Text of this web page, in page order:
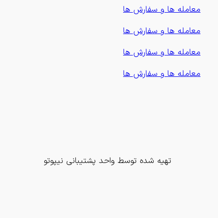
معامله ها و سفارش ها
معامله ها و سفارش ها
معامله ها و سفارش ها
معامله ها و سفارش ها
تهیه شده توسط واحد پشتیبانی نیپوتو